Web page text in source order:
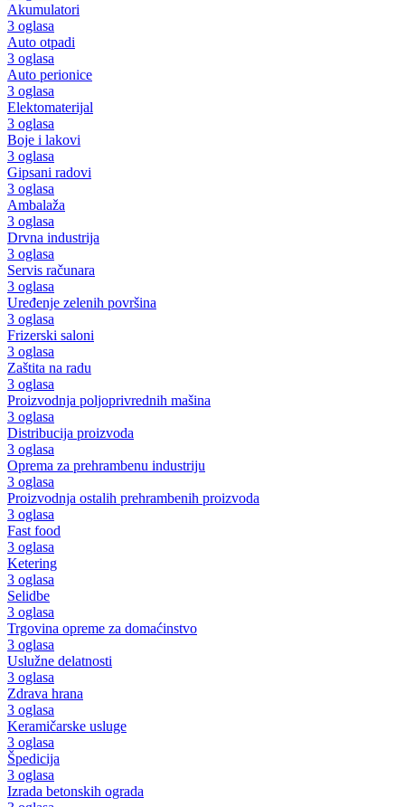
Akumulatori
3 oglasa
Auto otpadi
3 oglasa
Auto perionice
3 oglasa
Elektomaterijal
3 oglasa
Boje i lakovi
3 oglasa
Gipsani radovi
3 oglasa
Ambalaža
3 oglasa
Drvna industrija
3 oglasa
Servis računara
3 oglasa
Uređenje zelenih površina
3 oglasa
Frizerski saloni
3 oglasa
Zaštita na radu
3 oglasa
Proizvodnja poljoprivrednih mašina
3 oglasa
Distribucija proizvoda
3 oglasa
Oprema za prehrambenu industriju
3 oglasa
Proizvodnja ostalih prehrambenih proizvoda
3 oglasa
Fast food
3 oglasa
Ketering
3 oglasa
Selidbe
3 oglasa
Trgovina opreme za domaćinstvo
3 oglasa
Uslužne delatnosti
3 oglasa
Zdrava hrana
3 oglasa
Keramičarske usluge
3 oglasa
Špedicija
3 oglasa
Izrada betonskih ograda